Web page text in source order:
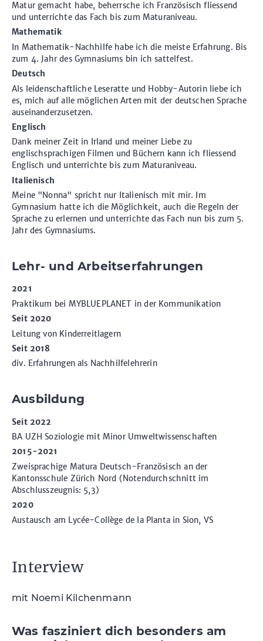
Matur gemacht habe, beherrsche ich Französisch fliessend
und unterrichte das Fach bis zum Maturaniveau.
Mathematik
In Mathematik-Nachhilfe habe ich die meiste Erfahrung. Bis
zum 4. Jahr des Gymnasiums bin ich sattelfest.
Deutsch
Als leidenschaftliche Leseratte und Hobby-Autorin liebe ich
es, mich auf alle möglichen Arten mit der deutschen Sprache
auseinanderzusetzen.
Englisch
Dank meiner Zeit in Irland und meiner Liebe zu
englischsprachigen Filmen und Büchern kann ich fliessend
Englisch und unterrichte bis zum Maturaniveau.
Italienisch
Meine "Nonna" spricht nur Italienisch mit mir. Im
Gymnasium hatte ich die Möglichkeit, auch die Regeln der
Sprache zu erlernen und unterrichte das Fach nun bis zum 5.
Jahr des Gymnasiums.
Lehr- und Arbeitserfahrungen
2021
Praktikum bei MYBLUEPLANET in der Kommunikation
Seit 2020
Leitung von Kinderreitlagern
Seit 2018
div. Erfahrungen als Nachhilfelehrerin
Ausbildung
Seit 2022
BA UZH Soziologie mit Minor Umweltwissenschaften
2015-2021
Zweisprachige Matura Deutsch-Französisch an der
Kantonsschule Zürich Nord (Notendurchschnitt im
Abschlusszeugnis: 5,3)
2020
Austausch am Lycée-Collège de la Planta in Sion, VS
Interview
mit Noemi Kilchenmann
Was fasziniert dich besonders am